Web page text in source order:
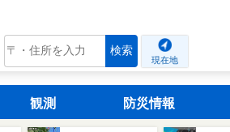
tenki.jp 検索
現在地
観測 防災情報